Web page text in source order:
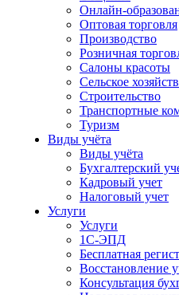
Онлайн-
Оптовая торговля
Производство
Розничная
Салоны красоты
Сельское
Строительство
Транспортные
Туризм
Виды учёта
Виды учёта
Бухгалтерский
Кадровый учет
Налоговый учет
Услуги
Услуги
1С-ЭПД
Бесплатная
Восстановление
Консультация